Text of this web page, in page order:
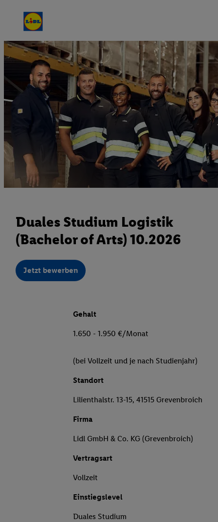
Duales Studium Logistik
(Bachelor of Arts) 10.2026
Jetzt bewerben
Gehalt
1.650 - 1.950 €/Monat
(bei Vollzeit und je nach Studienjahr)
Standort
Lilienthalstr. 13-15, 41515 Grevenbroich
Firma
Lidl GmbH & Co. KG (Grevenbroich)
Vertragsart
Vollzeit
Einstiegslevel
Duales Studium